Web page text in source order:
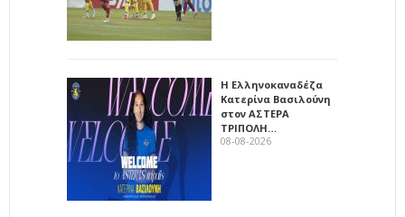
Η Ελληνοκαναδέζα
Κατερίνα Βασιλούνη
στον ΑΣΤΕΡΑ
ΤΡΙΠΟΛΗ…
08-08-2026